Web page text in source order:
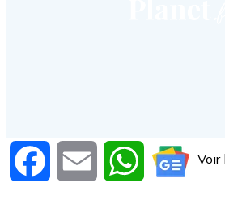
Facebook Email WhatsApp
Voir